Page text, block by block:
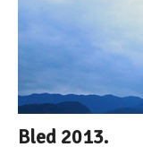
Bled 2013.